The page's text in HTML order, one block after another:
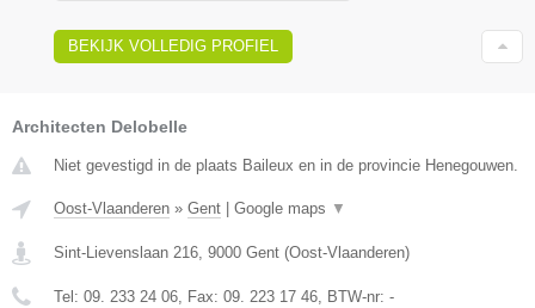
BEKIJK VOLLEDIG PROFIEL
Architecten Delobelle
Niet gevestigd in de plaats Baileux en in de provincie Henegouwen.
Oost-Vlaanderen » Gent Google maps ▼
Sint-Lievenslaan 216, 9000 Gent (Oost-Vlaanderen)
Tel: 09. 233 24 06, Fax: 09. 223 17 46, BTW-nr: -